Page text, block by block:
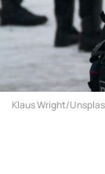
Klaus Wright/